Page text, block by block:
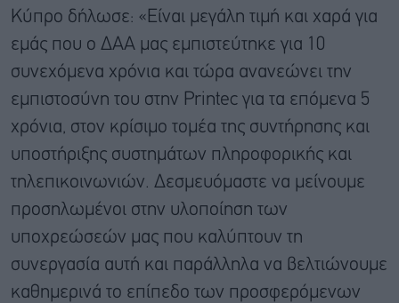
Κύπρο δήλωσε: «Είναι μεγάλη τιμή και χαρά για
εμάς που ο ΔΑΑ μας εμπιστεύτηκε για 10
συνεχόμενα χρόνια και τώρα ανανεώνει την
εμπιστοσύνη του στην Printec για τα επόμενα 5
χρόνια, στον κρίσιμο τομέα της συντήρησης και
υποστήριξης συστημάτων πληροφορικής και
τηλεπικοινωνιών. Δεσμευόμαστε να μείνουμε
προσηλωμένοι στην υλοποίηση των
υποχρεώσεών μας που καλύπτουν τη
συνεργασία αυτή και παράλληλα να βελτιώνουμε
καθημερινά το επίπεδο των προσφερόμενων